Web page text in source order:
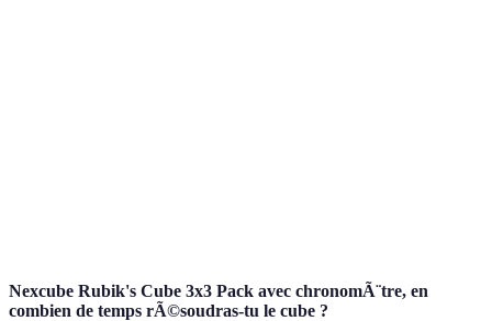
Nexcube Rubik's Cube 3x3 Pack avec chronomÃ¨tre, en
combien de temps rÃ©soudras-tu le cube ?